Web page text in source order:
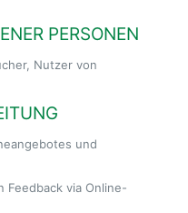
PERSONEN
Nutzer von
und
Feedback via Online-